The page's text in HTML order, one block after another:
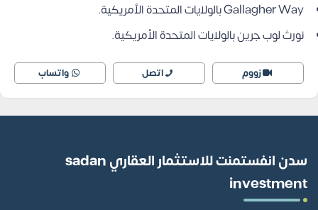
Gallagher Way بالولايات المتحدة الأمريكية.
نورث لوب جرين بالولايات المتحدة الأمريكية.
زووم اتصل واتساب
سدن انفستمنت للاستثمار العقاري sadan
investment